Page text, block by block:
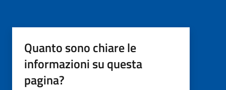
Quanto sono chiare le
informazioni su questa
pagina?